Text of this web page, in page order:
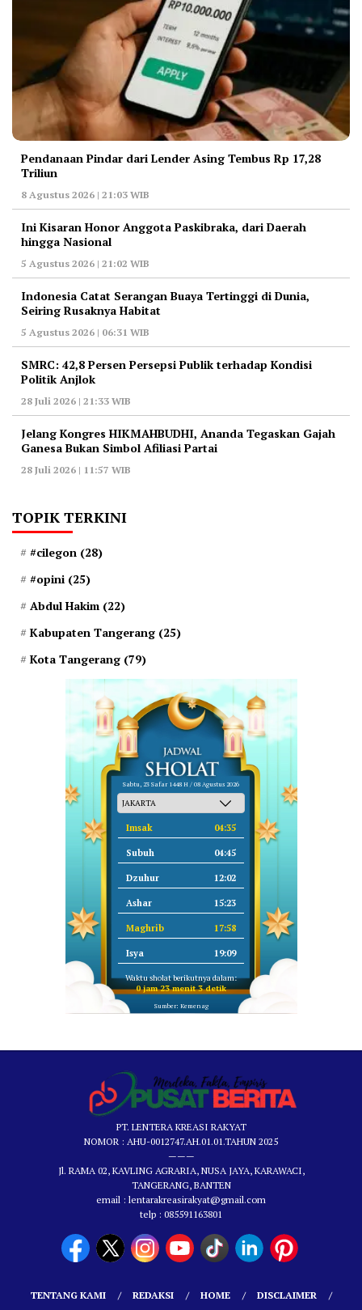
Pendanaan Pindar dari Lender Asing Tembus Rp 17,28
Triliun
8 Agustus 2026 | 21:03 WIB
Ini Kisaran Honor Anggota Paskibraka, dari Daerah
hingga Nasional
5 Agustus 2026 | 21:02 WIB
Indonesia Catat Serangan Buaya Tertinggi di Dunia,
Seiring Rusaknya Habitat
5 Agustus 2026 | 06:31 WIB
‎SMRC: 42,8 Persen Persepsi Publik terhadap Kondisi
Politik Anjlok
28 Juli 2026 | 21:33 WIB
‎Jelang Kongres HIKMAHBUDHI, Ananda Tegaskan Gajah
Ganesa Bukan Simbol Afiliasi Partai
28 Juli 2026 | 11:57 WIB
TOPIK TERKINI
#cilegon (28)
#opini (25)
Abdul Hakim (22)
Kabupaten Tangerang (25)
Kota Tangerang (79)
Sabtu, 23 Safar 1448 H / 08 Agustus 2026
Imsak 04:35
Subuh 04:45
Dzuhur 12:02
Ashar 15:23
Maghrib 17:58
Isya 19:09
Waktu sholat berikutnya dalam:
0 jam 23 menit 2 detik
Sumber: Kemenag
PT. LENTERA KREASI RAKYAT
NOMOR : AHU-0012747.AH.01.01.TAHUN 2025
———
Jl. RAMA 02, KAVLING AGRARIA, NUSA JAYA, KARAWACI,
TANGERANG, BANTEN
email : lentarakreasirakyat@gmail.com
telp : 085591163801
TENTANG KAMI REDAKSI HOME DISCLAIMER